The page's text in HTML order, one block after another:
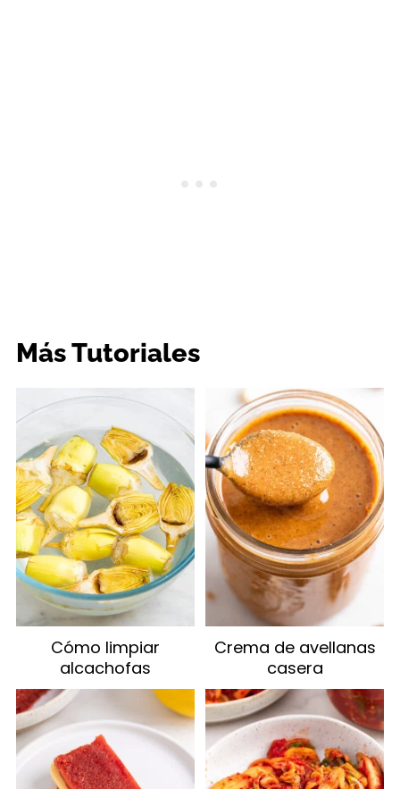
Más Tutoriales
Cómo limpiar
alcachofas
Crema de avellanas
casera